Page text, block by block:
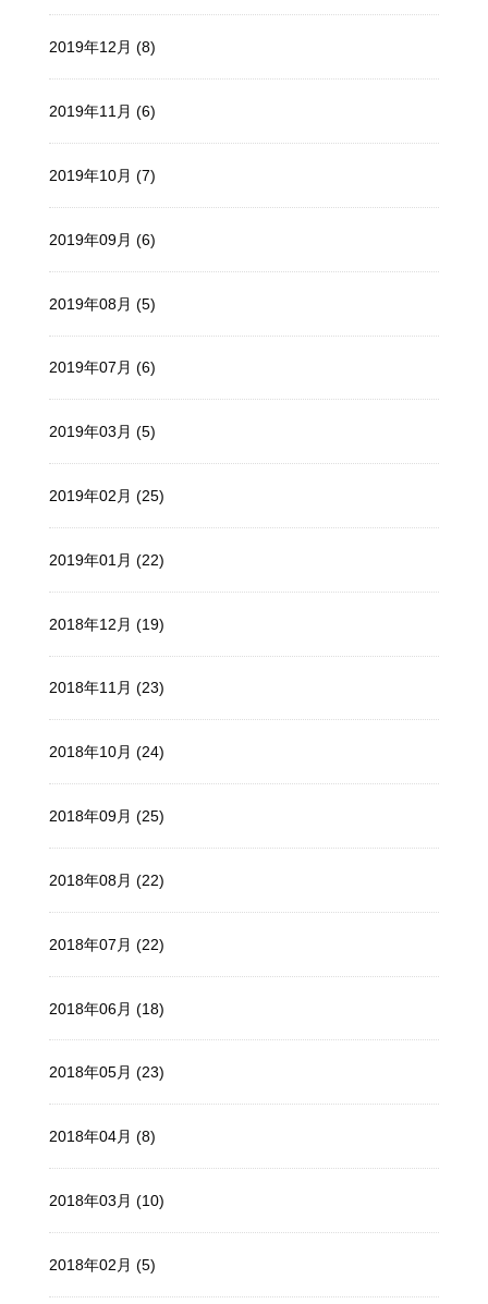
2019年12月 (8)
2019年11月 (6)
2019年10月 (7)
2019年09月 (6)
2019年08月 (5)
2019年07月 (6)
2019年03月 (5)
2019年02月 (25)
2019年01月 (22)
2018年12月 (19)
2018年11月 (23)
2018年10月 (24)
2018年09月 (25)
2018年08月 (22)
2018年07月 (22)
2018年06月 (18)
2018年05月 (23)
2018年04月 (8)
2018年03月 (10)
2018年02月 (5)